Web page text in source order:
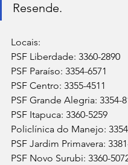
Resende.
Locais:
PSF Liberdade: 3360-2890
PSF Paraíso: 3354-6571
PSF Centro: 3355-4511
PSF Grande Alegria: 3354-
PSF Itapuca: 3360-5259
Policlínica do Manejo:
PSF Jardim Primavera:
PSF Novo Surubi: 3360-